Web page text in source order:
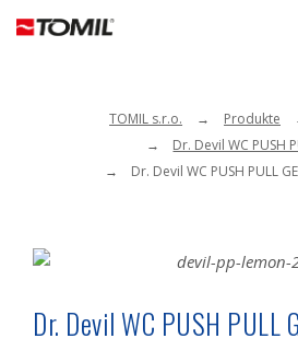
TOMIL s.r.o. Produkte
Dr. Devil WC PUSH
Dr. Devil WC PUSH PULL
Dr. Devil WC PUSH PULL